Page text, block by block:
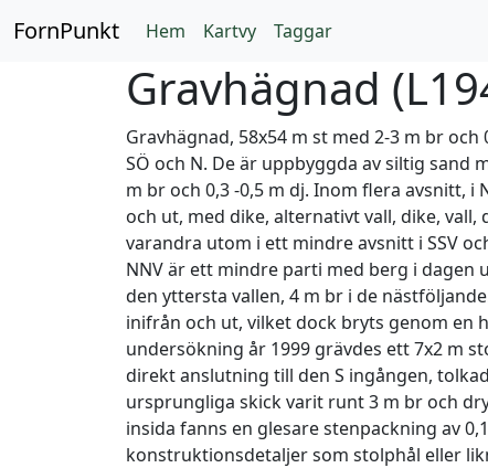
FornPunkt Hem Kartvy Taggar
Gravhägnad (
Gravhägnad, 58x54 m st med 2-3 m br
SÖ och N. De är uppbyggda av siltig sand
m br och 0,3 -0,5 m dj. Inom flera avsnitt, i
och ut, med dike, alternativt vall, dike,
varandra utom i ett mindre avsnitt i SSV
NNV är ett mindre parti med berg i dagen
den yttersta vallen, 4 m br i de
inifrån och ut, vilket dock bryts genom en
undersökning år 1999 grävdes ett 7x2 m
direkt anslutning till den S ingången,
ursprungliga skick varit runt 3 m br och
insida fanns en glesare stenpackning av
konstruktionsdetaljer som stolphål eller